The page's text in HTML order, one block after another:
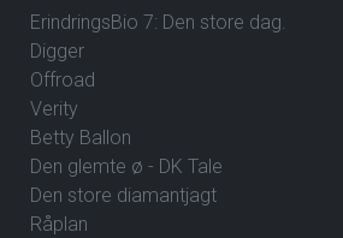
ErindringsBio 7: Den store dag.
Digger
Offroad
Verity
Betty Ballon
Den glemte ø - DK Tale
Den store diamantjagt
Råplan